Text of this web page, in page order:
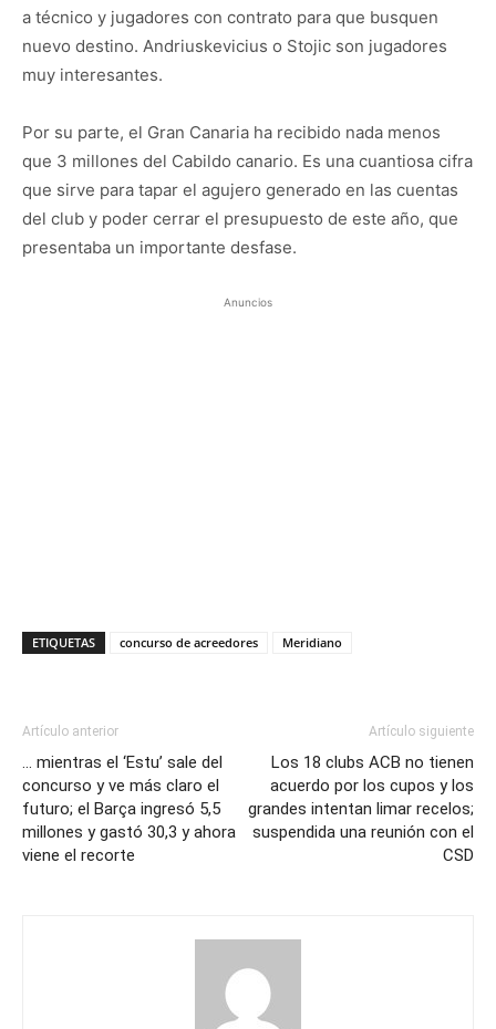
a técnico y jugadores con contrato para que busquen
nuevo destino. Andriuskevicius o Stojic son jugadores
muy interesantes.
Por su parte, el Gran Canaria ha recibido nada menos
que 3 millones del Cabildo canario. Es una cuantiosa cifra
que sirve para tapar el agujero generado en las cuentas
del club y poder cerrar el presupuesto de este año, que
presentaba un importante desfase.
Anuncios
ETIQUETAS concurso de acreedores Meridiano
Artículo anterior
… mientras el ‘Estu’ sale del
concurso y ve más claro el
futuro; el Barça ingresó 5,5
millones y gastó 30,3 y ahora
viene el recorte
Artículo siguiente
Los 18 clubs ACB no tienen
acuerdo por los cupos y los
grandes intentan limar recelos;
suspendida una reunión con el
CSD